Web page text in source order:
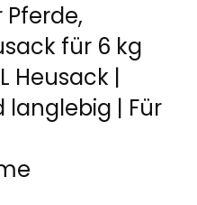
Pferde,
für 6 kg
Heusack |
langlebig | Für